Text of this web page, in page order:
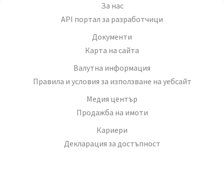
За нас
API портал за разработчици
Документи
Карта на сайта
Валутна информация
Правила и условия за използване на уебсайт
Медия център
Продажба на имоти
Кариери
Декларация за достъпност